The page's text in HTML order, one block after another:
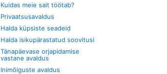
Kuidas meie sait töötab?
Privaatsusavaldus
Halda küpsiste seadeid
Halda isikupärastatud soovitusi
Tänapäevase orjapidamise
vastane avaldus
Inimõiguste avaldus